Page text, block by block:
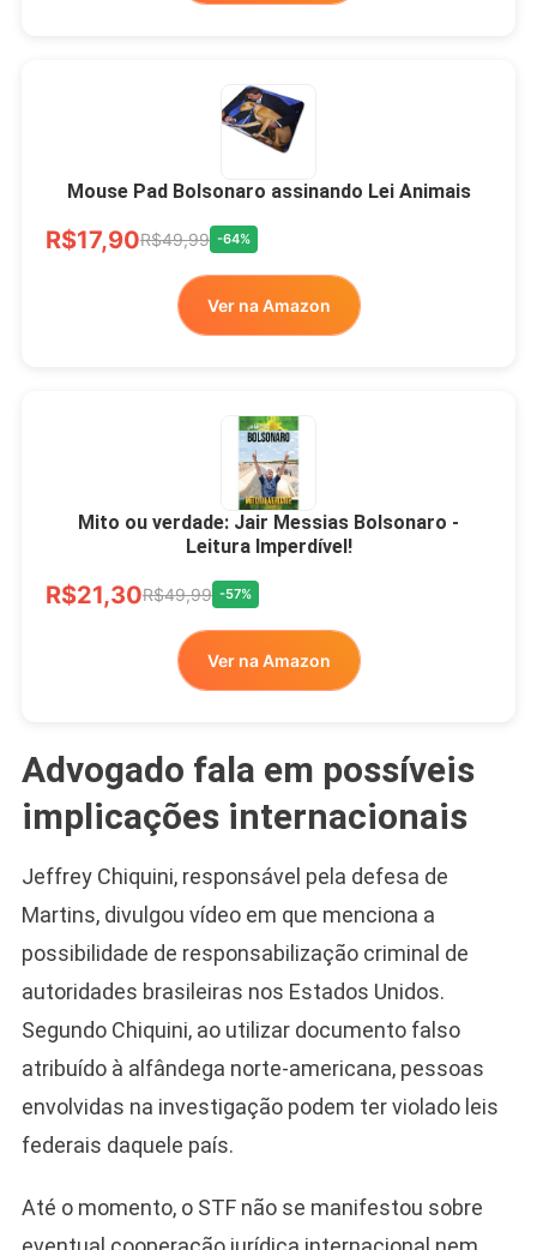
Mouse Pad Bolsonaro assinando Lei Animais
R$17,90R$49,99 -64%
Ver na Amazon
Mito ou verdade: Jair Messias Bolsonaro -
Leitura Imperdível!
R$21,30R$49,99 -57%
Ver na Amazon
Advogado fala em possíveis
implicações internacionais
Jeffrey Chiquini, responsável pela defesa de
Martins, divulgou vídeo em que menciona a
possibilidade de responsabilização criminal de
autoridades brasileiras nos Estados Unidos.
Segundo Chiquini, ao utilizar documento falso
atribuído à alfândega norte-americana, pessoas
envolvidas na investigação podem ter violado leis
federais daquele país.
Até o momento, o STF não se manifestou sobre